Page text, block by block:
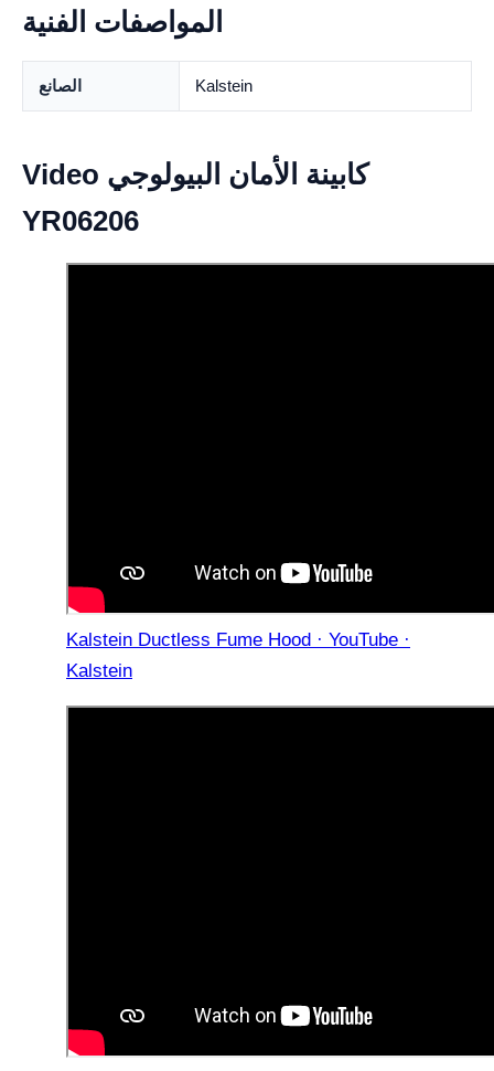
المواصفات الفنية
الصانع Kalstein
Video كابينة الأمان البيولوجي
YR06206
Kalstein Ductless Fume Hood · YouTube ·
Kalstein